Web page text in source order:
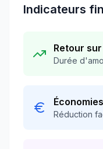
Indicateurs
Retour
Durée
Réduction